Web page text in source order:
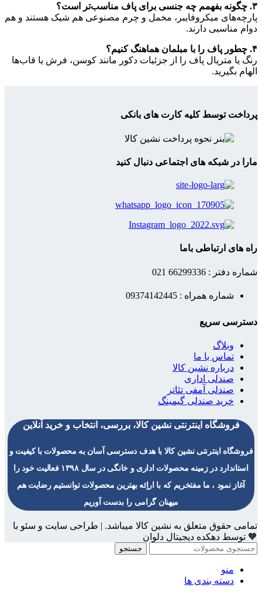
۳. چگونه بفهمم چه جنسی برای پاف مناسب‌تر است؟
پارچه‌های میکروفایبر، مخمل و چرم مصنوعی هم شیک هستند و هم
دوام مناسبی دارند.
۴. چطور پاف را با مبلمان هماهنگ کنیم؟
رنگ یا متریال پاف را از جزئیات دکور مانند کوسن، فرش یا قاب‌ها
الهام بگیرید.
پرداخت توسط کلیه کارت های بانکی
مارا در شبکه های اجتماعی دنبال کنید
راه های ارتباطی باما
شماره دفتر : 66299336 021
شماره همراه : 09374142445
دسترسی سریع
وبلاگ
تماس با ما
درباره نشین کالا
صندلی اداری
صندلی آمفی تئاتر
خرید صندلی گیمینگ
فروشگاه اینترنتی نشین کالا، بررسی، انتخاب و خرید آنلاین
فروشگاه اینترنتی نشین کالا با هدف دسترسی آسان به محصولات با کیفیت و
استاندارد در زمینه محصولات اداری و خانگی در سال ۱۳۹۸ فعالیت خود را
آغاز نمود ، ما مفتخریم که با اراِئه بهترین محصولات توانستیم رضایت هم
میهنان گرامی را بدست آوریم
تمامی حقوق متعلق به نشین کالا میباشد. | طراحی سایت و سئو با
🧡 توسط دهکده دیجیتال دلوان
جستجو
منو
دسته بندی ها